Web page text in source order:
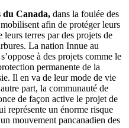
du Canada, dans la foulée des
afin de protéger leurs
leurs terres par des projets de
La nation Innue au
à des projets comme le
permanente de la
Il en va de leur mode de vie
part, la communauté de
de façon active le projet de
représente un énorme risque
mouvement pancanadien des